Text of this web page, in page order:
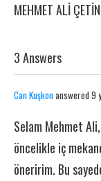
MEHMET ALİ ÇETİN
3 Answers
Can Kuşkonanswered 9
Selam Mehmet Ali,
öncelikle iç
öneririm. Bu